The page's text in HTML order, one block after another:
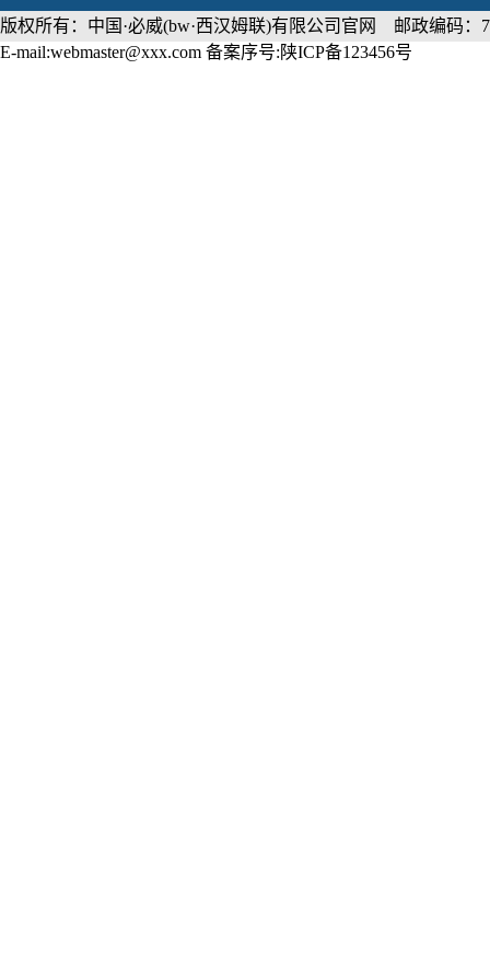
版权所有：中国·必威(bw·西汉姆联)有限公司官网 邮政编码：
E-mail:webmaster@xxx.com 备案序号:陕ICP备123456号